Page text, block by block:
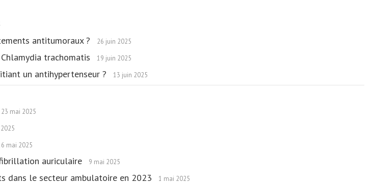
antitumoraux ? 26 juin 2025
trachomatis 19 juin 2025
un antihypertenseur ? 13 juin 2025
23 mai 2025
mai 2025
auriculaire 9 mai 2025
dans le secteur ambulatoire en 2023 1 mai 2025